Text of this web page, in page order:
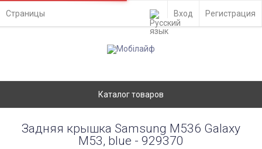
Страницы Вход Регистрация
Каталог товаров
Задняя крышка Samsung M536 Galaxy
M53, blue - 929370